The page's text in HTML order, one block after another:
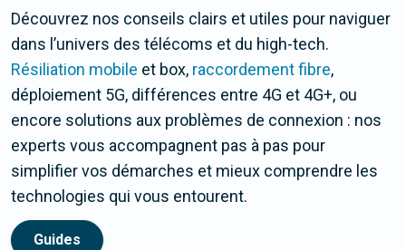
Découvrez nos conseils clairs et utiles pour naviguer
dans l’univers des télécoms et du high-tech.
Résiliation mobile et box, raccordement fibre,
déploiement 5G, différences entre 4G et 4G+, ou
encore solutions aux problèmes de connexion : nos
experts vous accompagnent pas à pas pour
simplifier vos démarches et mieux comprendre les
technologies qui vous entourent.
Guides